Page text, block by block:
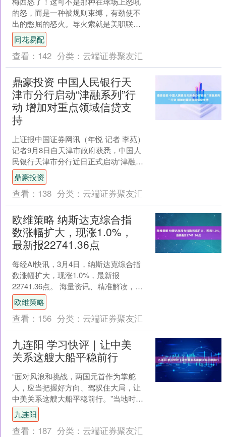
的怒，而是一种被规则束缚，有劲使不
出的憋屈的怒火。导火索就是美职联的
全明星赛，以及随之而来的禁赛一场的
处罚。 事情是这样的，7....
同花易配
查看： 142 分类： 云端证券聚友汇
鼎豪投资 中国人民银行天
津市分行启动“津融系列”行
动 增加对重点领域信贷支
持
上证报中国证券网讯（年悦 记者 李苑）
记者9月8日自天津市政府获悉，中国人
民银行天津市分行近日正式启动“津融系
列”专项行动。“津融系列”推出多项举
措，强化结构性....
鼎豪投资
查看： 138 分类： 云端证券聚友汇
欧维策略 纳斯达克综合指
数涨幅扩大，现涨1.0%，
最新报22741.36点
每经AI快讯，3月4日，纳斯达克综合指
数涨幅扩大，现涨1.0%，最新报
22741.36点。 海量资讯、精准解读，尽
在新浪财经APP....
欧维策略
查看： 156 分类： 云端证券聚友汇
九连阳 学习快评｜让中美
关系这艘大船平稳前行
“面对风浪和挑战，两国元首作为掌舵
人，应当把握好方向、驾驭住大局，让
中美关系这艘大船平稳前行。”当地时间
10月30日，国家主席习近平在釜山同美
国总统特朗普举行会....
九连阳
查看： 187 分类： 云端证券聚友汇